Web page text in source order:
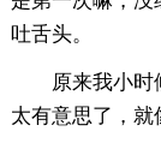
吐舌头。
原来我小
太有意思了，就